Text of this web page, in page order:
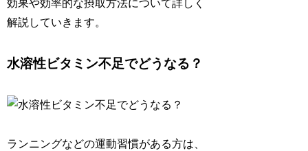
効果や効率的な摂取方法について詳しく
解説していきます。
水溶性ビタミン不足でどうなる？
ランニングなどの運動習慣がある方は、